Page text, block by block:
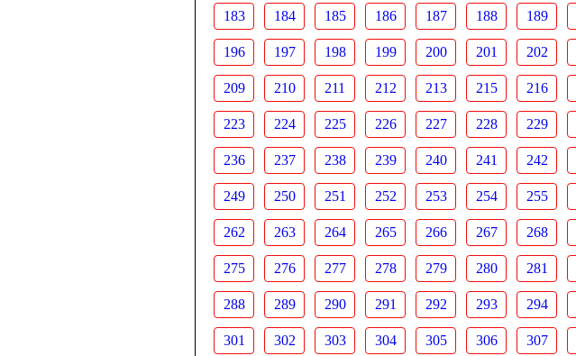
183 184 185 186 187 188 189
196 197 198 199 200 201 202
209 210 211 212 213 215 216
223 224 225 226 227 228 229
236 237 238 239 240 241 242
249 250 251 252 253 254 255
262 263 264 265 266 267 268
275 276 277 278 279 280 281
288 289 290 291 292 293 294
301 302 303 304 305 306 307